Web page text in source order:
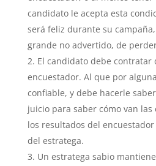
candidato le acepta esta
será feliz durante su
grande no advertido, de
El candidato debe contratar
encuestador. Al que por
confiable, y debe hacerle
juicio para saber cómo van las
los resultados del
del estratega.
Un estratega sabio